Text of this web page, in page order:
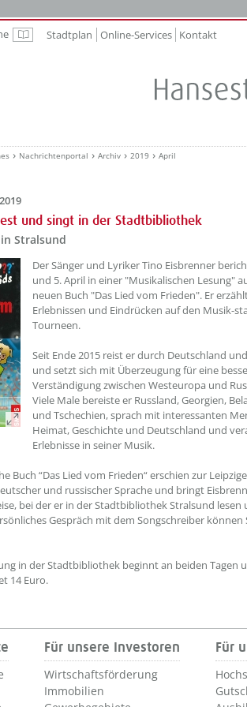
Leichte Sprache
Stadtplan Online-Services Kontakt
Nachrichtenportal Archiv 2019 April
und singt in der Stadtbibliothek
Stralsund
Der Sänger und Lyriker Tino Eisbrenner
und 5. April in einer "Musikalischen Lesung"
neuen Buch "Das Lied vom Frieden". Er
Erlebnissen und Eindrücken auf den Musik-
Tourneen.
Seit Ende 2015 reist er durch Deutschland
und setzt sich mit Überzeugung für eine
Verständigung zwischen Westeuropa und
Viele Male bereiste er Russland, Georgien,
und Tschechien, sprach mit interessanten
Heimat, Geschichte und Deutschland und
Erlebnisse in seiner Musik.
Buch “Das Lied vom Frieden“ erschien zur
und russischer Sprache und bringt
bei der er in der Stadtbibliothek Stralsund lesen
Gespräch mit dem Songschreiber können
in der Stadtbibliothek beginnt an beiden Tagen
14 Euro.
Für unsere Investoren
Wirtschaftsförderung
Immobilien
Für